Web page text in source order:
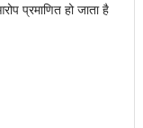
प्रमाणित हो जाता है